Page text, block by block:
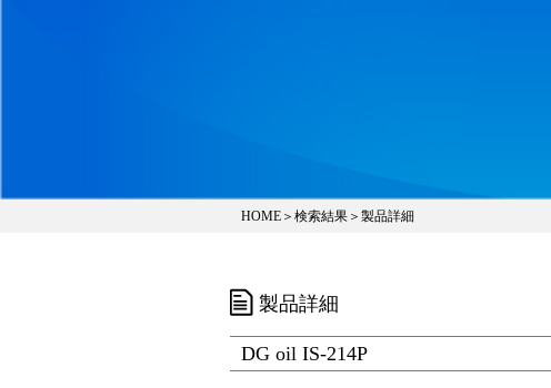
HOME ＞ 検索結果 ＞製品詳細
製品詳細
DG oil IS-214P